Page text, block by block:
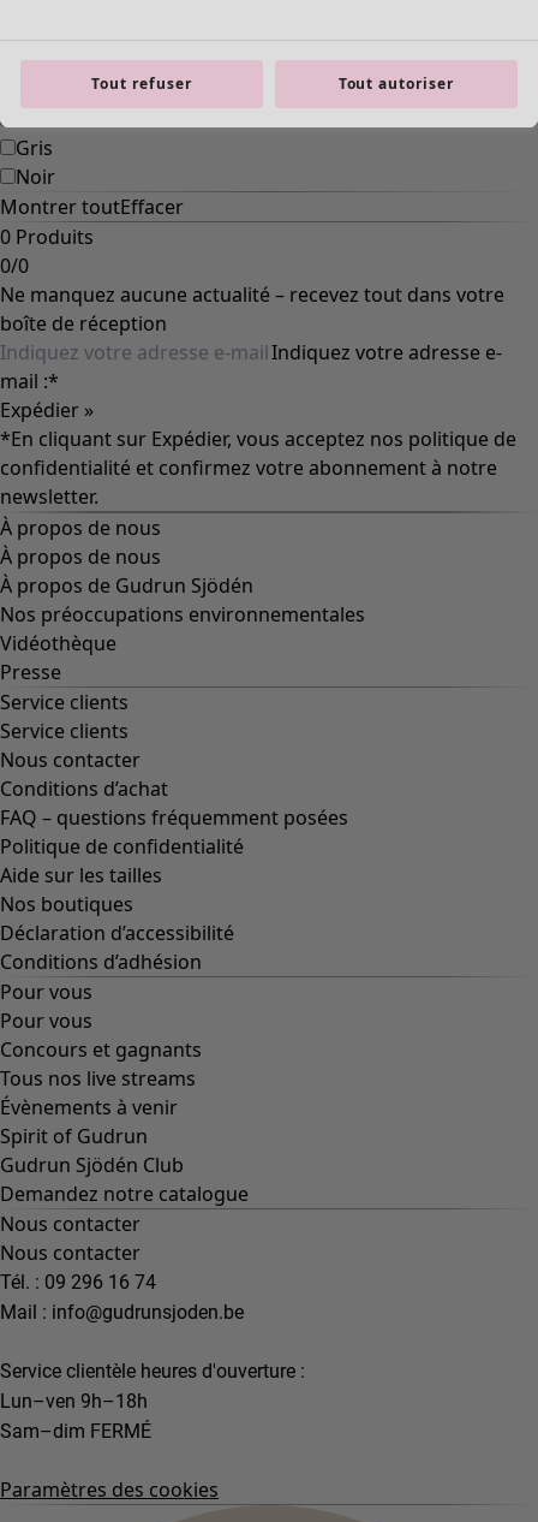
Lilas
Gris
Noir
Montrer toutEffacer
0 Produits
0/0
Ne manquez aucune actualité – recevez tout dans votre
boîte de réception
Indiquez votre adresse e-
mail :*
Expédier »
*En cliquant sur Expédier, vous acceptez nos politique de
confidentialité et confirmez votre abonnement à notre
newsletter.
À propos de nous
À propos de nous
À propos de Gudrun Sjödén
Nos préoccupations environnementales
Vidéothèque
Presse
Service clients
Service clients
Nous contacter
Conditions d’achat
FAQ – questions fréquemment posées
Politique de confidentialité
Aide sur les tailles
Nos boutiques
Déclaration d’accessibilité
Conditions d’adhésion
Pour vous
Pour vous
Concours et gagnants
Tous nos live streams
Évènements à venir
Spirit of Gudrun
Gudrun Sjödén Club
Demandez notre catalogue
Nous contacter
Nous contacter
Tél. : 09 296 16 74
Mail : info@gudrunsjoden.be
Service clientèle heures d'ouverture :
Lun–ven 9h–18h
Sam–dim FERMÉ
Paramètres des cookies
Tout refuser Tout autoriser